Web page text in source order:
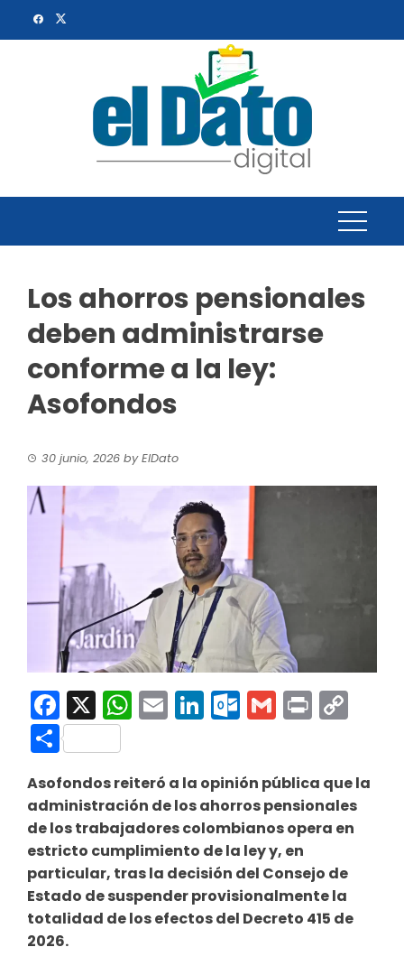
Los ahorros pensionales
deben administrarse
conforme a la ley:
Asofondos
30 junio, 2026 byElDato
Facebook
X WhatsApp
EmailLinkedInGmail
Print
Compartir
Asofondos reiteró a la opinión pública que la
administración de los ahorros pensionales
de los trabajadores colombianos opera en
estricto cumplimiento de la ley y, en
particular, tras la decisión del Consejo de
Estado de suspender provisionalmente la
totalidad de los efectos del Decreto 415 de
2026.